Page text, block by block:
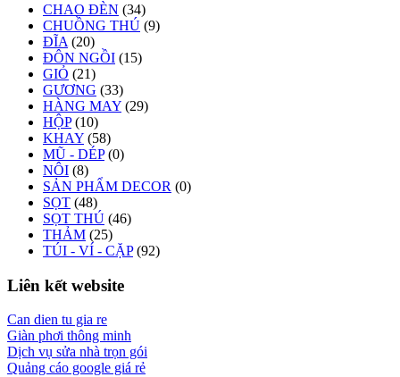
CHAO ĐÈN (34)
CHUỒNG THÚ (9)
ĐĨA (20)
ĐÔN NGỒI (15)
GIỎ (21)
GƯƠNG (33)
HÀNG MAY (29)
HỘP (10)
KHAY (58)
MŨ - DÉP (0)
NÔI (8)
SẢN PHẨM DECOR (0)
SỌT (48)
SỌT THÚ (46)
THẢM (25)
TÚI - VÍ - CẶP (92)
Liên kết website
Can dien tu gia re
Giàn phơi thông minh
Dịch vụ sửa nhà trọn gói
Quảng cáo google giá rẻ